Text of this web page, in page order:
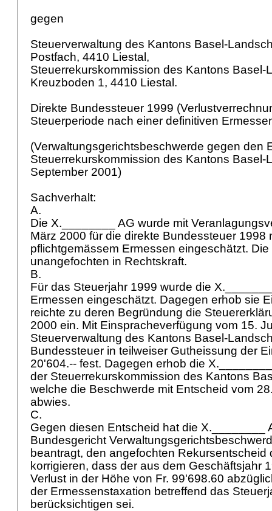
gegen
Steuerverwaltung des Kantons Basel-
Postfach, 4410 Liestal,
Steuerrekurskommission des Kantons Basel-
Kreuzboden 1, 4410 Liestal.
Direkte Bundessteuer 1999
Steuerperiode nach einer definitiven
(Verwaltungsgerichtsbeschwerde gegen den
Steuerrekurskommission des Kantons Basel-
September 2001)
Sachverhalt:
A.
Die X.________ AG wurde mit
März 2000 für die direkte Bundessteuer 1998
pflichtgemässem Ermessen eingeschätzt.
unangefochten in Rechtskraft.
B.
Für das Steuerjahr 1999 wurde die
Ermessen eingeschätzt. Dagegen erhob sie
reichte zu deren Begründung die
2000 ein. Mit Einspracheverfügung vom 15.
Steuerverwaltung des Kantons Basel-
Bundessteuer in teilweiser Gutheissung der
20'604.-- fest. Dagegen erhob die
der Steuerrekurskommission des Kantons
welche die Beschwerde mit Entscheid vom
abwies.
C.
Gegen diesen Entscheid hat die X.________
Bundesgericht
beantragt, den angefochten Rekursentscheid
korrigieren, dass der aus dem Geschäftsjahr
Verlust in der Höhe von Fr. 99'698.60
der Ermessenstaxation betreffend das
berücksichtigen sei.